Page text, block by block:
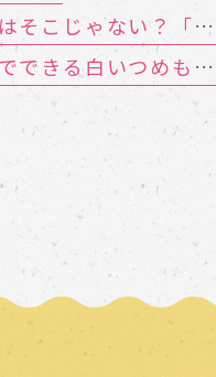
原因はそこじゃない？「歯の痛み」の意外な落とし穴
保険でできる白いつめもの「CR（コンポジットレジン）」とは？